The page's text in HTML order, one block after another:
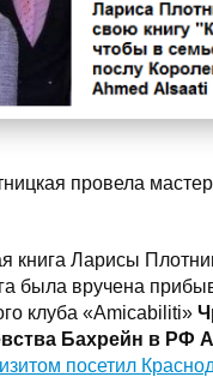
провела
книга Ларисы
была вручена
клуба «Amicabiliti»
Бахрейн в РФ
посетил